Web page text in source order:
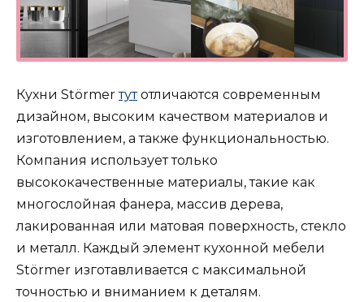
Кухни Störmerтутотличаются современным
дизайном, высоким качеством материалов и
изготовлением, а также функциональностью.
Компания использует только
высококачественные материалы, такие как
многослойная фанера, массив дерева,
лакированная или матовая поверхность, стекло
и металл. Каждый элемент кухонной мебели
Störmer изготавливается с максимальной
точностью и вниманием к деталям.